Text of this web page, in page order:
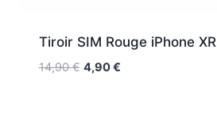
Tiroir SIM Rouge iPhone XR
14,90€ 4,90€